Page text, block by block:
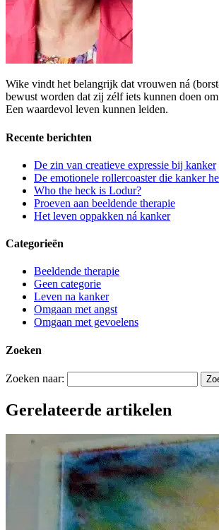
Wike vindt het belangrijk dat vrouwen ná
bewust worden dat zij zélf iets kunnen doen
Een waardevol leven kunnen leiden.
Recente berichten
De zin van creatieve expressie bij kanker
De emotionele rollercoaster die kanker
Who the heck is Lodur?
Proeven aan beeldende therapie
Het leven oppakken ná kanker
Categorieën
Beeldende therapie
Geen categorie
Leven na kanker
Omgaan met angst
Omgaan met gevoelens
Zoeken
Zoeken naar:
Gerelateerde artikelen